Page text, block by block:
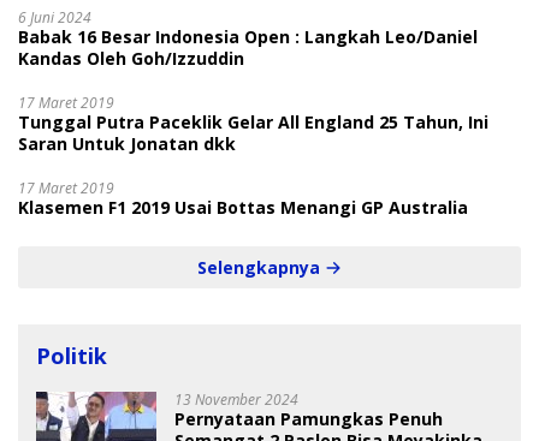
6 Juni 2024
Babak 16 Besar Indonesia Open : Langkah Leo/Daniel
Kandas Oleh Goh/Izzuddin
17 Maret 2019
Tunggal Putra Paceklik Gelar All England 25 Tahun, Ini
Saran Untuk Jonatan dkk
17 Maret 2019
Klasemen F1 2019 Usai Bottas Menangi GP Australia
Selengkapnya
Politik
13 November 2024
Pernyataan Pamungkas Penuh